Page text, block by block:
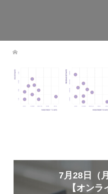
7月28日（
【オンラ